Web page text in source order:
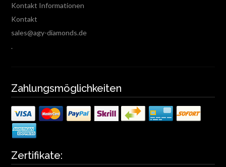
Kontakt Informationen
Kontakt
sales@agy-diamonds.de
.
Zahlungsmöglichkeiten
Zertifikate: